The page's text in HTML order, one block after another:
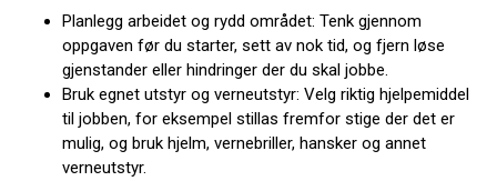
Planlegg arbeidet og rydd området: Tenk gjennom
oppgaven før du starter, sett av nok tid, og fjern løse
gjenstander eller hindringer der du skal jobbe.
Bruk egnet utstyr og verneutstyr: Velg riktig hjelpemiddel
til jobben, for eksempel stillas fremfor stige der det er
mulig, og bruk hjelm, vernebriller, hansker og annet
verneutstyr.